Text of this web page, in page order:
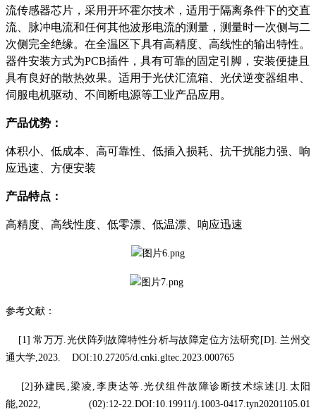
流传感器芯片， 采用开环霍尔技术，适用于隔离条件下的交直
流、脉冲电流和任何其他波形电流的测量，测量时一次侧与二
次侧完全绝缘。 在全温区下具有高精度、高线性的输出特性。
器件安装方式为PCB插件，具有可靠的固定引脚，安装便捷 且
具有良好的散热效果。适用于光伏汇流箱、光伏逆变器组串
伺服电机驱动、不间断电源等工业产品应用。
产品优势 ：
体积小 低成本 高可靠性 低插入损耗 抗干扰能力强
响
应迅速
方便安装
产品特点 ：
高精度 高线性度 低零漂 低温漂 响应迅速
参考文献：
[1]常万万 光伏阵列故障特性分析与故障定位方法研究[D]. 兰州交
通大学 ,2023. DOI:10.27205/d.cnki.gltec.2023.000765
[2]孙建民 梁凌 李庚达等 光伏组件故障诊断技术综述 [J]. 太阳
能 ,2022, (02):12-22.DOI:10.19911/j.1003-0417.tyn20201105.01